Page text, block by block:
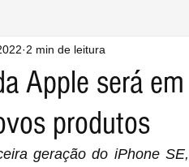
Apple será
produtos
2 min de leitura
geração do iPhone